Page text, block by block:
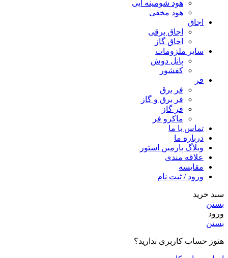
هود شومینه ایی
هود مخفى
اجاق
اجاق برقى
اجاق گاز
سایر ملزومات
پانل دوش
کفشور
فر
فر برق
فر برق و گاز
فر گاز
ماكرو فر
تماس با ما
درباره ما
وبلاگ پارمین استور
علاقه مندی
مقایسه
ورود / ثبت نام
سبد خرید
بستن
ورود
بستن
هنوز حساب کاربری ندارید؟